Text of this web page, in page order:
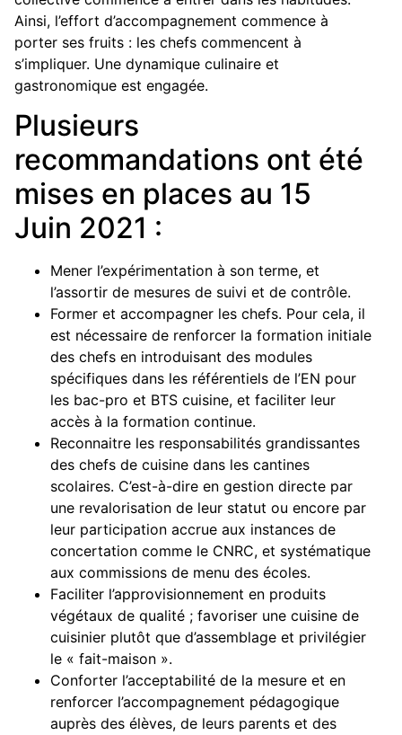
Ainsi, l’effort d’accompagnement commence à
porter ses fruits : les chefs commencent à
s’impliquer. Une dynamique culinaire et
gastronomique est engagée.
Plusieurs
recommandations ont été
mises en places au 15
Juin 2021 :
Mener l’expérimentation à son terme, et
l’assortir de mesures de suivi et de contrôle.
Former et accompagner les chefs. Pour cela, il
est nécessaire de renforcer la formation initiale
des chefs en introduisant des modules
spécifiques dans les référentiels de l’EN pour
les bac-pro et BTS cuisine, et faciliter leur
accès à la formation continue.
Reconnaitre les responsabilités grandissantes
des chefs de cuisine dans les cantines
scolaires. C’est-à-dire en gestion directe par
une revalorisation de leur statut ou encore par
leur participation accrue aux instances de
concertation comme le CNRC, et systématique
aux commissions de menu des écoles.
Faciliter l’approvisionnement en produits
végétaux de qualité ; favoriser une cuisine de
cuisinier plutôt que d’assemblage et privilégier
le « fait-maison ».
Conforter l’acceptabilité de la mesure et en
renforcer l’accompagnement pédagogique
auprès des élèves, de leurs parents et des